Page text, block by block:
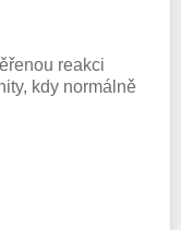
reakci
kdy normálně